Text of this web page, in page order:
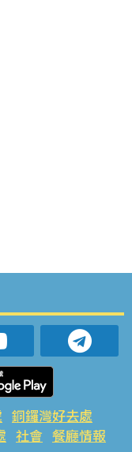
銅鑼灣好去處
社會 餐廳情報